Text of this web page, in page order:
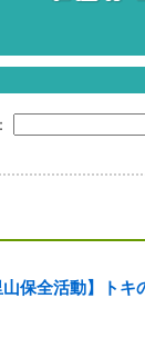
山保全活動】ト